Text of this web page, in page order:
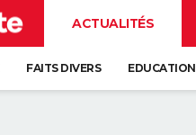
ACTUALITÉS
FAITS DIVERS EDUCATION